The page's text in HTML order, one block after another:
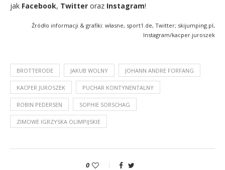
jak Facebook, Twitter oraz Instagram!
Źródło informacji & grafiki: własne, sport1.de, Twitter; skijumping.pl,
Instagram/kacper.juroszek
BROTTERODE JAKUB WOLNY JOHANN ANDRE FORFANG
KACPER JUROSZEK PUCHAR KONTYNENTALNY
ROBIN PEDERSEN SOPHIE SORSCHAG
ZIMOWE IGRZYSKA OLIMPIJSKIE
0